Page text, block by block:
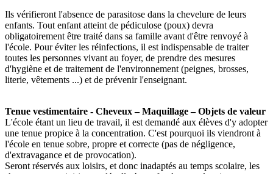
Ils vérifieront l'absence de parasitose dans la chevelure de leurs
enfants. Tout enfant atteint de pédiculose (poux) devra
obligatoirement être traité dans sa famille avant d'être renvoyé à
l'école. Pour éviter les réinfections, il est indispensable de traiter
toutes les personnes vivant au foyer, de prendre des mesures
d'hygiène et de traitement de l'environnement (peignes, brosses,
literie, vêtements ...) et de prévenir l'enseignant.
Tenue vestimentaire - Cheveux – Maquillage – Objets de valeur
L'école étant un lieu de travail, il est demandé aux élèves d'y adopter
une tenue propice à la concentration. C'est pourquoi ils viendront à
l'école en tenue sobre, propre et correcte (pas de négligence,
d'extravagance et de provocation).
Seront réservés aux loisirs, et donc inadaptés au temps scolaire, les